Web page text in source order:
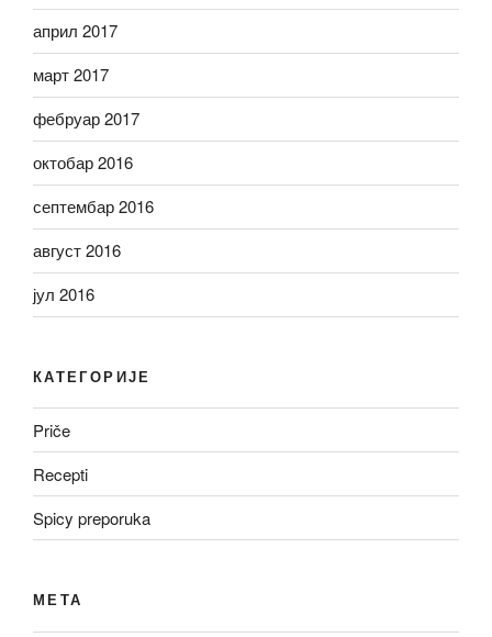
април 2017
март 2017
фебруар 2017
октобар 2016
септембар 2016
август 2016
јул 2016
КАТЕГОРИЈЕ
Priče
Recepti
Spicy preporuka
МЕТА